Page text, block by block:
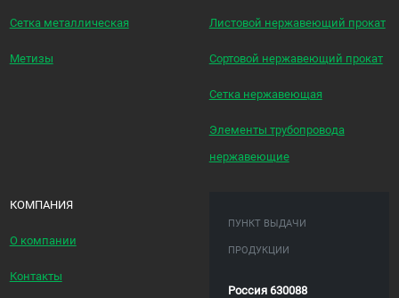
Сетка металлическая
Метизы
Листовой нержавеющий прокат
Сортовой нержавеющий прокат
Сетка нержавеющая
Элементы трубопровода
нержавеющие
КОМПАНИЯ
О компании
Контакты
ПУНКТ ВЫДАЧИ
ПРОДУКЦИИ
Россия 630088